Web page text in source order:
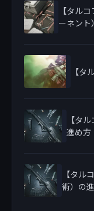
【タル
ーネント
【
【タ
進め方
【タル
術）の